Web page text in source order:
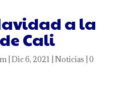
a la
Cali
| Dic 6, 2021 Noticias 0